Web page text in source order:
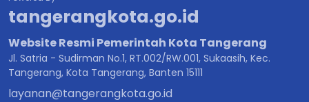
tangerangkota.go.id
Website Resmi Pemerintah Kota Tangerang
Jl. Satria - Sudirman No.1, RT.002/RW.001, Sukaasih, Kec.
Tangerang, Kota Tangerang, Banten 15111
layanan@tangerangkota.go.id